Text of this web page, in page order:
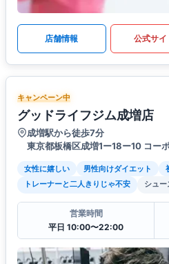
店舗情報 公式サイ
キャンペーン中
グッドライフジム成増店
成増駅から徒歩7分
東京都板橋区成増1ー18ー10 コー
女性に嬉しい 男性向けダイエット
トレーナーと二人きりじゃ不安
シュ
営業時間
平日 10:00〜22:00